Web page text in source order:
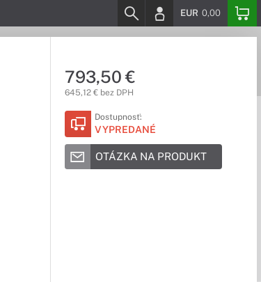
EUR 0,00
793,50 €
645,12 € bez DPH
Dostupnosť:
VYPREDANÉ
OTÁZKA NA PRODUKT